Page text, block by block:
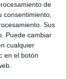
de
Sus
Puede cambiar
cualquier
en el botón
que ya los
que aunque el
considera que los
de los
coyunturalmente